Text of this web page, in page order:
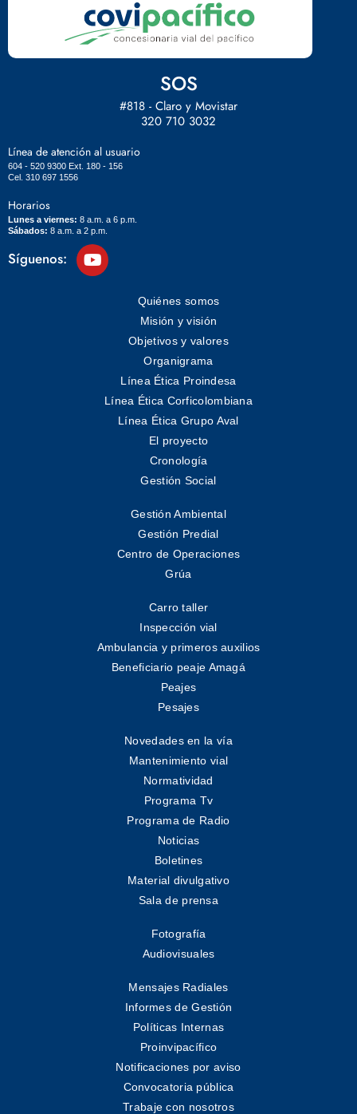
SOS
#818 - Claro y Movistar
320 710 3032
Línea de atención al usuario
604 - 520 9300 Ext. 180 - 156
Cel. 310 697 1556
Horarios
Lunes a viernes: 8 a.m. a 6 p.m.
Sábados: 8 a.m. a 2 p.m.
Síguenos:
Quiénes somos
Misión y visión
Objetivos y valores
Organigrama
Línea Ética Proindesa
Línea Ética Corficolombiana
Línea Ética Grupo Aval
El proyecto
Cronología
Gestión Social
Gestión Ambiental
Gestión Predial
Centro de Operaciones
Grúa
Carro taller
Inspección vial
Ambulancia y primeros auxilios
Beneficiario peaje Amagá
Peajes
Pesajes
Novedades en la vía
Mantenimiento vial
Normatividad
Programa Tv
Programa de Radio
Noticias
Boletines
Material divulgativo
Sala de prensa
Fotografía
Audiovisuales
Mensajes Radiales
Informes de Gestión
Políticas Internas
Proinvipacífico
Notificaciones por aviso
Convocatoria pública
Trabaje con nosotros